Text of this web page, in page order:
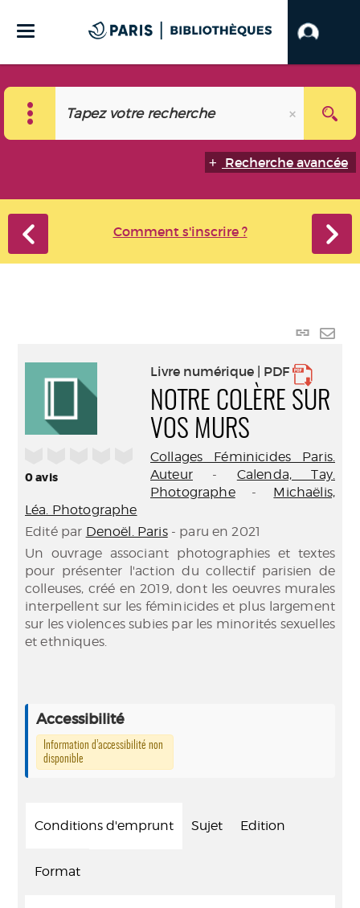
Recherche avancée
Comment s'inscrire ?
Lien
0avis
Livre numérique | PDF
NOTRE COLÈRE SUR
VOS MURS
Collages Féminicides Paris.
Auteur- Calenda, Tay.
Photographe- Michaëlis,
Léa. Photographe
Edité par Denoël. Paris- paru en 2021
Un ouvrage associant photographies et textes
pour présenter l'action du collectif parisien de
colleuses, créé en 2019, dont les oeuvres murales
interpellent sur les féminicides et plus largement
sur les violences subies par les minorités sexuelles
et ethniques.
Accessibilité
Information d’accessibilité non
disponible
Conditions d'emprunt Sujet Edition
Format